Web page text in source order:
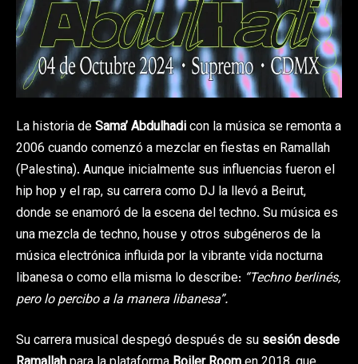
La historia deSama’ Abdulhadicon la música se remonta a
2006 cuando comenzó a mezclar en fiestas en Ramallah
(Palestina). Aunque inicialmente sus influencias fueron el
hip hop y el rap, su carrera como DJ la llevó a Beirut,
donde se enamoró de la escena del techno. Su música es
una mezcla de techno, house y otros subgéneros de la
música electrónica influida por la vibrante vida nocturna
libanesa o como ella misma lo describe: “Techno berlinés,
pero lo percibo a la manera libanesa”.
Su carrera musical despegó después de su sesión desde